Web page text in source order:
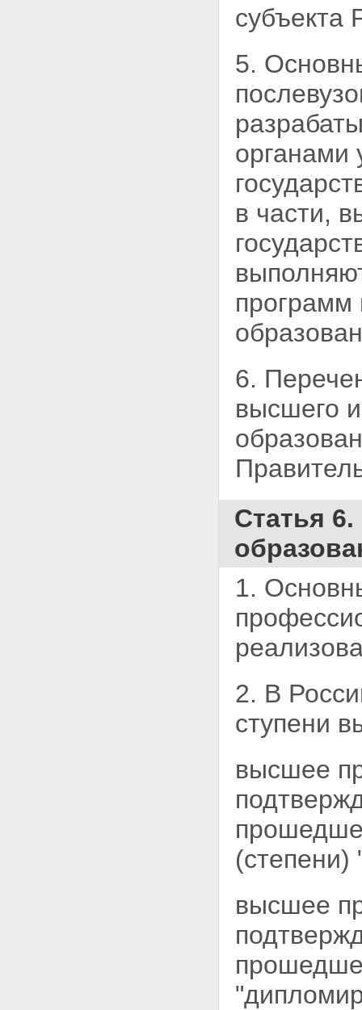
субъекта
5.
органами
в части,
программ
6.
высшего
Статья
1.
2. В
ступени
высшее
(степени)
высшее